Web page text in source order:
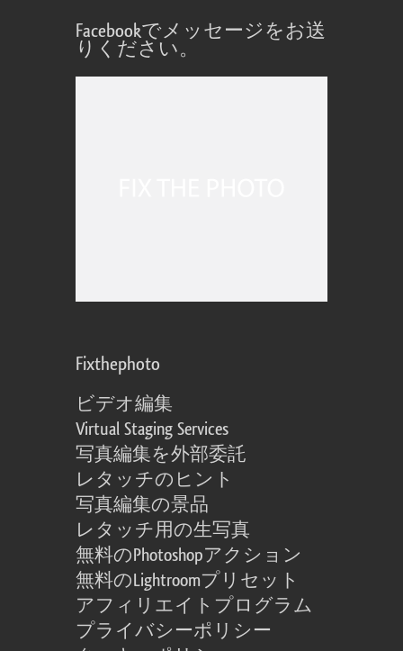
Facebookでメッセージをお送
りください。
Fixthephoto
ビデオ編集
Virtual Staging Services
写真編集を外部委託
レタッチのヒント
写真編集の景品
レタッチ用の生写真
無料のPhotoshopアクション
無料のLightroomプリセット
アフィリエイトプログラム
プライバシーポリシー